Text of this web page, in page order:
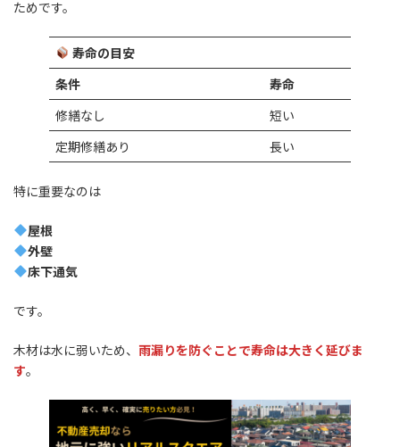
ためです。
寿命の目安
条件
寿命
修繕なし
短い
定期修繕あり
長い
特に重要なのは
屋根
外壁
床下通気
です。
木材は水に弱いため、 雨漏りを防ぐことで寿命は大きく延びま
す。